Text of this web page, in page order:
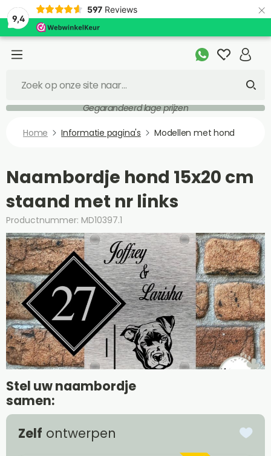
9,4
597 Reviews ×
Gegarandeerd lage prijzen
Home Informatie pagina's Modellen met hond
Naambordje hond 15x20 cm
staand met nr links
Productnummer: MD10397.1
Stel uw naambordje
samen:
Zelf ontwerpen